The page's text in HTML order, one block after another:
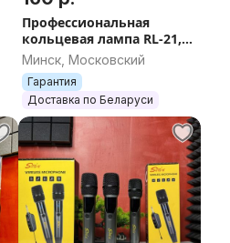
Профессиональная
кольцевая лампа RL-21,
54см LED + сумка и пульт,
3 держателя для
телефона светодиод
Минск, Московский
Гарантия
Доставка по Беларуси